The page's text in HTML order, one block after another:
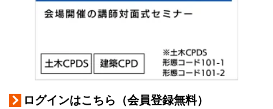
ログインはこちら（会員登録無料）